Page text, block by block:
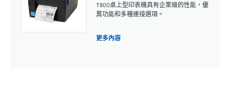
T800桌上型印表機具有企業級的性能，優
異功能和多種連接選項。
更多內容